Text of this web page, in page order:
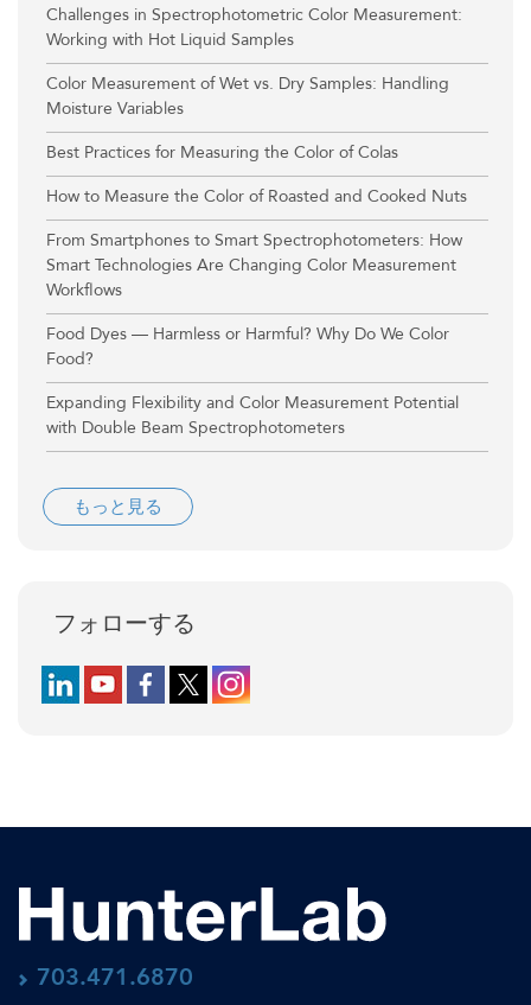
Challenges in Spectrophotometric Color Measurement:
Working with Hot Liquid Samples
Color Measurement of Wet vs. Dry Samples: Handling
Moisture Variables
Best Practices for Measuring the Color of Colas
How to Measure the Color of Roasted and Cooked Nuts
From Smartphones to Smart Spectrophotometers: How
Smart Technologies Are Changing Color Measurement
Workflows
Food Dyes — Harmless or Harmful? Why Do We Color
Food?
Expanding Flexibility and Color Measurement Potential
with Double Beam Spectrophotometers
もっと見る
フォローする
Follow us on LinkedIn
Follow us on YouTube
Follow us on Facebook
Follow us on X (formerly Twitter)
Follow us on Instagram
703.471.6870